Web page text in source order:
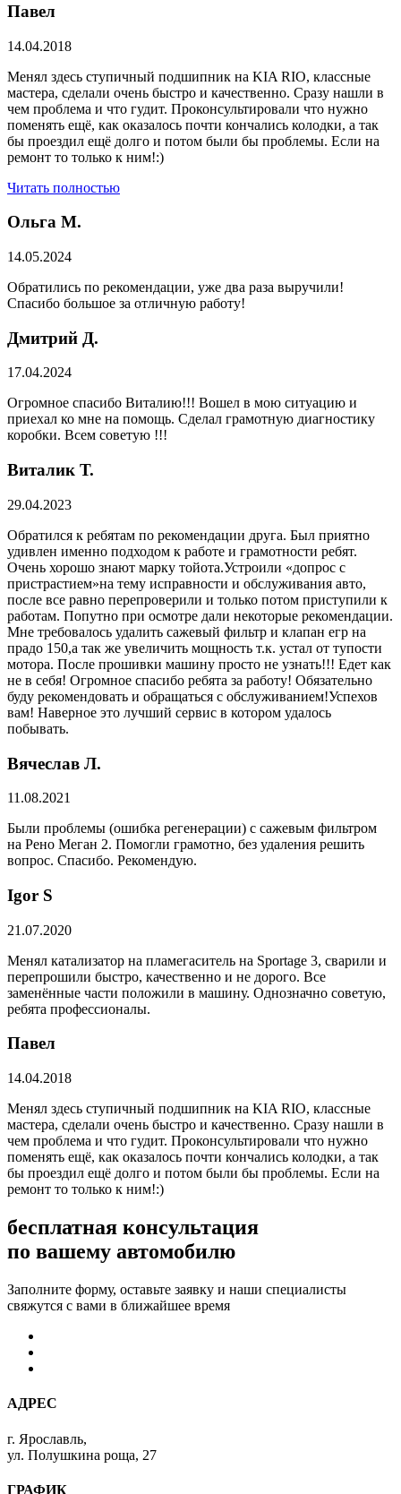
Павел
14.04.2018
Менял здесь ступичный подшипник на KIA RIO, классные
мастера, сделали очень быстро и качественно. Сразу нашли в
чем проблема и что гудит. Проконсультировали что нужно
поменять ещё, как оказалось почти кончались колодки, а так
бы проездил ещё долго и потом были бы проблемы. Если на
ремонт то только к ним!:)
Читать полностью
Ольга М.
14.05.2024
Обратились по рекомендации, уже два раза выручили!
Спасибо большое за отличную работу!
Дмитрий Д.
17.04.2024
Огромное спасибо Виталию!!! Вошел в мою ситуацию и
приехал ко мне на помощь. Сделал грамотную диагностику
коробки. Всем советую !!!
Виталик Т.
29.04.2023
Обратился к ребятам по рекомендации друга. Был приятно
удивлен именно подходом к работе и грамотности ребят.
Очень хорошо знают марку тойота.Устроили «допрос с
пристрастием»на тему исправности и обслуживания авто,
после все равно перепроверили и только потом приступили к
работам. Попутно при осмотре дали некоторые рекомендации.
Мне требовалось удалить сажевый фильтр и клапан егр на
прадо 150,а так же увеличить мощность т.к. устал от тупости
мотора. После прошивки машину просто не узнать!!! Едет как
не в себя! Огромное спасибо ребята за работу! Обязательно
буду рекомендовать и обращаться с обслуживанием!Успехов
вам! Наверное это лучший сервис в котором удалось
побывать.
Вячеслав Л.
11.08.2021
Были проблемы (ошибка регенерации) с сажевым фильтром
на Рено Меган 2. Помогли грамотно, без удаления решить
вопрос. Спасибо. Рекомендую.
​Igor S
21.07.2020
Менял катализатор на пламегаситель на Sportage 3, сварили и
перепрошили быстро, качественно и не дорого. Все
заменённые части положили в машину. Однозначно советую,
ребята профессионалы.
Павел
14.04.2018
Менял здесь ступичный подшипник на KIA RIO, классные
мастера, сделали очень быстро и качественно. Сразу нашли в
чем проблема и что гудит. Проконсультировали что нужно
поменять ещё, как оказалось почти кончались колодки, а так
бы проездил ещё долго и потом были бы проблемы. Если на
ремонт то только к ним!:)
бесплатная консультация
по вашему автомобилю
Заполните форму, оставьте заявку и наши специалисты
свяжутся с вами в ближайшее время
АДРЕС
г. Ярославль,
ул. Полушкина роща, 27
ГРАФИК